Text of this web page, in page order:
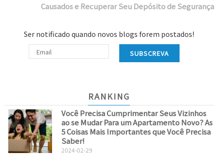
Causados e Recuperar Seu Depósito de Segurança
RANKING
Você Precisa Cumprimentar Seus Vizinhos
ao se Mudar Para um Apartamento Novo? As
5 Coisas Mais Importantes que Você Precisa
Saber!
2024-02-29
Ser notificado quando novos blogs forem postados!
SUBSCREVA